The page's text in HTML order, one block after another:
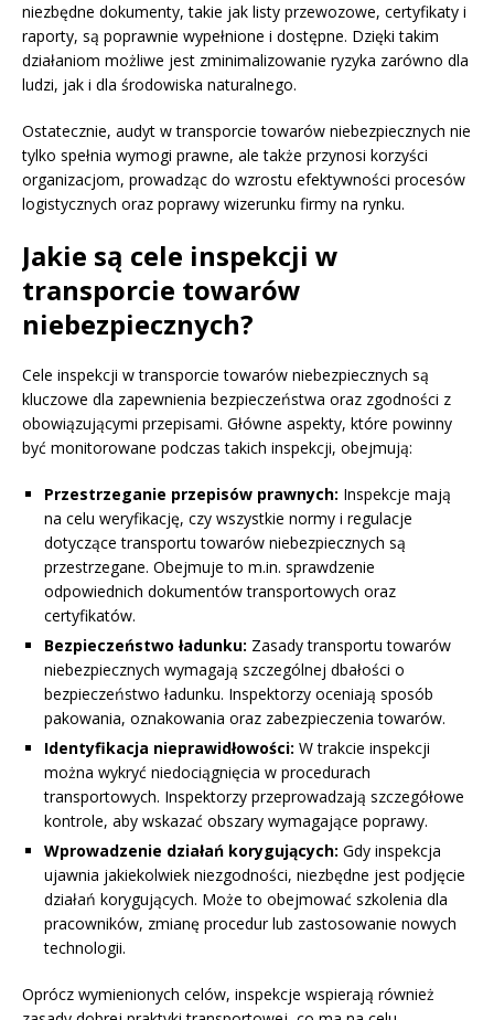
niezbędne dokumenty, takie jak listy przewozowe, certyfikaty i
raporty, są poprawnie wypełnione i dostępne. Dzięki takim
działaniom możliwe jest zminimalizowanie ryzyka zarówno dla
ludzi, jak i dla środowiska naturalnego.
Ostatecznie, audyt w transporcie towarów niebezpiecznych nie
tylko spełnia wymogi prawne, ale także przynosi korzyści
organizacjom, prowadząc do wzrostu efektywności procesów
logistycznych oraz poprawy wizerunku firmy na rynku.
Jakie są cele inspekcji w
transporcie towarów
niebezpiecznych?
Cele inspekcji w transporcie towarów niebezpiecznych są
kluczowe dla zapewnienia bezpieczeństwa oraz zgodności z
obowiązującymi przepisami. Główne aspekty, które powinny
być monitorowane podczas takich inspekcji, obejmują:
Przestrzeganie przepisów prawnych: Inspekcje mają
na celu weryfikację, czy wszystkie normy i regulacje
dotyczące transportu towarów niebezpiecznych są
przestrzegane. Obejmuje to m.in. sprawdzenie
odpowiednich dokumentów transportowych oraz
certyfikatów.
Bezpieczeństwo ładunku: Zasady transportu towarów
niebezpiecznych wymagają szczególnej dbałości o
bezpieczeństwo ładunku. Inspektorzy oceniają sposób
pakowania, oznakowania oraz zabezpieczenia towarów.
Identyfikacja nieprawidłowości: W trakcie inspekcji
można wykryć niedociągnięcia w procedurach
transportowych. Inspektorzy przeprowadzają szczegółowe
kontrole, aby wskazać obszary wymagające poprawy.
Wprowadzenie działań korygujących: Gdy inspekcja
ujawnia jakiekolwiek niezgodności, niezbędne jest podjęcie
działań korygujących. Może to obejmować szkolenia dla
pracowników, zmianę procedur lub zastosowanie nowych
technologii.
Oprócz wymienionych celów, inspekcje wspierają również